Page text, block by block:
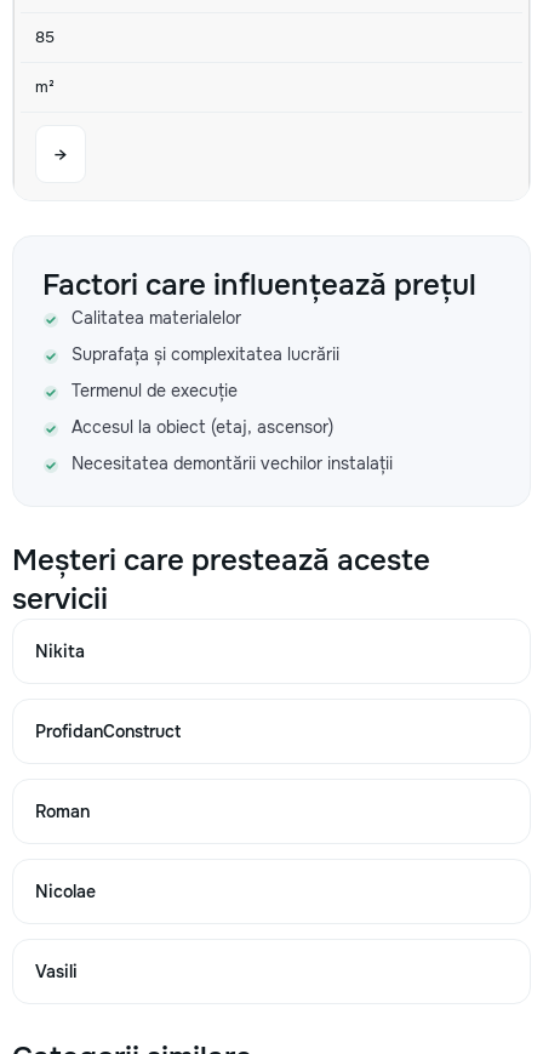
85
m²
→
470
550
640
Palplanșe umplute(foraj, montare cadru, umplere) m3
1800
malaxor" m3
Factori care influențează prețul
Calitatea materialelor
Suprafața și complexitatea lucrării
Termenul de execuție
Accesul la obiect (etaj, ascensor)
Necesitatea demontării vechilor instalații
Meșteri care prestează aceste
servicii
Nikita
ProfidanConstruct
Roman
Nicolae
Vasili